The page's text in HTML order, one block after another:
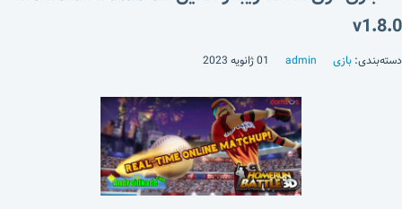
v1.8.0
دسته‌بندی: بازی admin 01 ژانویه 2023